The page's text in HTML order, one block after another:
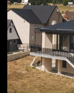
ŽABLJAK
2.500.000€
1283 m2